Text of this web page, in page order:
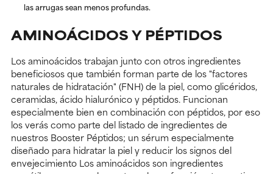
las arrugas sean menos profundas.
AMINOÁCIDOS Y PÉPTIDOS
Los aminoácidos trabajan junto con otros ingredientes
beneficiosos que también forman parte de los "factores
naturales de hidratación" (FNH) de la piel, como glicéridos,
ceramidas, ácido hialurónico y péptidos. Funcionan
especialmente bien en combinación con péptidos, por eso
los verás como parte del listado de ingredientes de
nuestros Booster Péptidos; un sérum especialmente
diseñado para hidratar la piel y reducir los signos del
envejecimiento Los aminoácidos son ingredientes